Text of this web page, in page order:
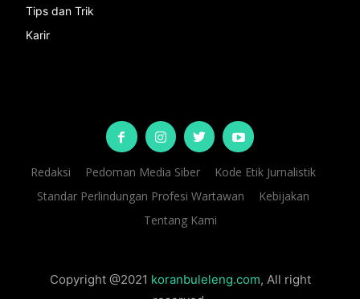
Tips dan Trik
Karir
Redaksi Pedoman Media Siber
Kode Etik Jurnalistik
Standar Perlindungan Profesi Wartawan
Kebijakan
Tentang Kami
Copyright @2021 koranbuleleng.com, All right